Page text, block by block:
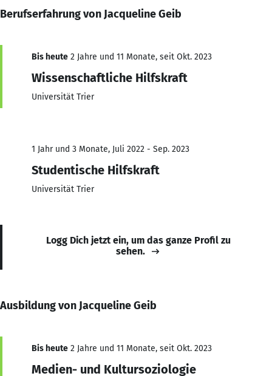
Berufserfahrung von Jacqueline Geib
Bis heute 2 Jahre und 11 Monate, seit Okt. 2023
Wissenschaftliche Hilfskraft
Universität Trier
1 Jahr und 3 Monate, Juli 2022 - Sep. 2023
Studentische Hilfskraft
Universität Trier
Logg Dich jetzt ein, um das ganze Profil zu
sehen.
Ausbildung von Jacqueline Geib
Bis heute 2 Jahre und 11 Monate, seit Okt. 2023
Medien- und Kultursoziologie